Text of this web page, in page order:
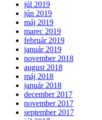
júl 2019
jún 2019
máj 2019
marec 2019
február 2019
január 2019
november 2018
august 2018
máj 2018
január 2018
december 2017
november 2017
september 2017